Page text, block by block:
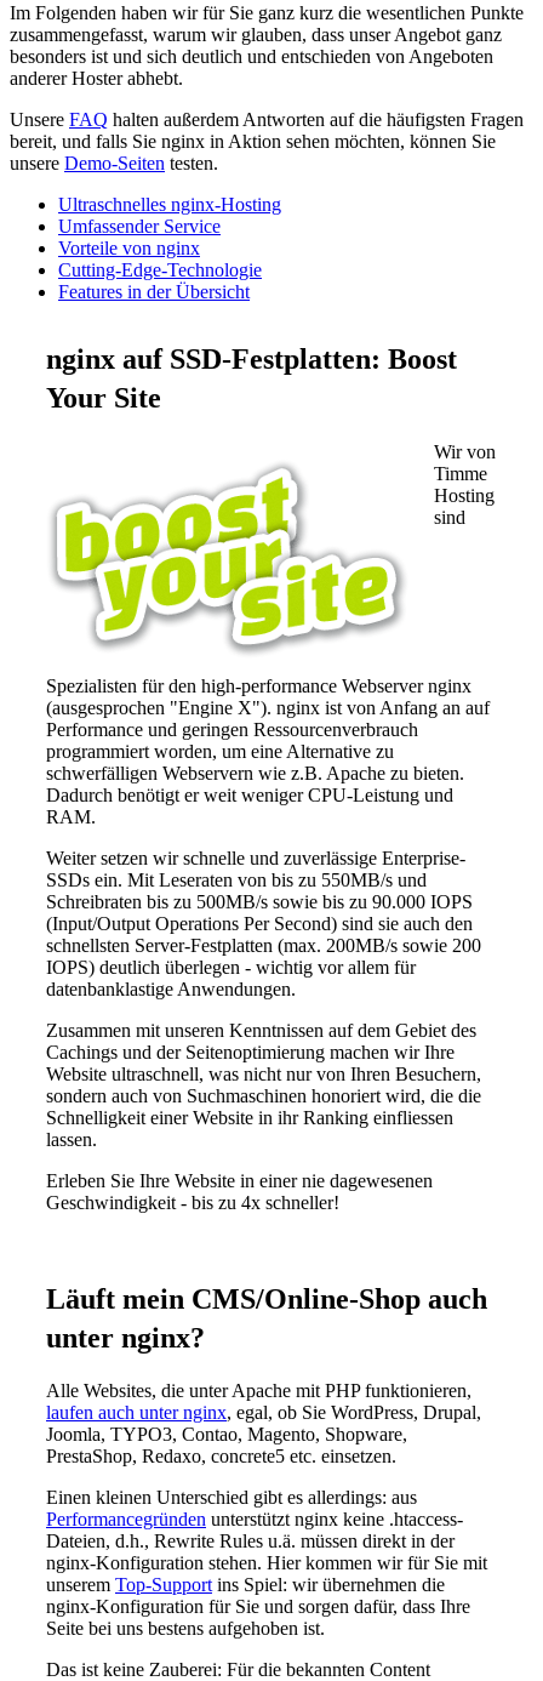
Im Folgenden haben wir für Sie ganz kurz die wesentlichen Punkte
zusammengefasst, warum wir glauben, dass unser Angebot ganz
besonders ist und sich deutlich und entschieden von Angeboten
anderer Hoster abhebt.
Unsere FAQ halten außerdem Antworten auf die häufigsten Fragen
bereit, und falls Sie nginx in Aktion sehen möchten, können Sie
unsere Demo-Seiten testen.
Ultraschnelles nginx-Hosting
Umfassender Service
Vorteile von nginx
Cutting-Edge-Technologie
Features in der Übersicht
nginx auf SSD-Festplatten: Boost
Your Site
Wir von
Timme
Hosting
sind
Spezialisten für den high-performance Webserver nginx
(ausgesprochen "Engine X"). nginx ist von Anfang an auf
Performance und geringen Ressourcenverbrauch
programmiert worden, um eine Alternative zu
schwerfälligen Webservern wie z.B. Apache zu bieten.
Dadurch benötigt er weit weniger CPU-Leistung und
RAM.
Weiter setzen wir schnelle und zuverlässige Enterprise-
SSDs ein. Mit Leseraten von bis zu 550MB/s und
Schreibraten bis zu 500MB/s sowie bis zu 90.000 IOPS
(Input/Output Operations Per Second) sind sie auch den
schnellsten Server-Festplatten (max. 200MB/s sowie 200
IOPS) deutlich überlegen - wichtig vor allem für
datenbanklastige Anwendungen.
Zusammen mit unseren Kenntnissen auf dem Gebiet des
Cachings und der Seitenoptimierung machen wir Ihre
Website ultraschnell, was nicht nur von Ihren Besuchern,
sondern auch von Suchmaschinen honoriert wird, die die
Schnelligkeit einer Website in ihr Ranking einfliessen
lassen.
Erleben Sie Ihre Website in einer nie dagewesenen
Geschwindigkeit - bis zu 4x schneller!
Läuft mein CMS/Online-Shop auch
unter nginx?
Alle Websites, die unter Apache mit PHP funktionieren,
laufen auch unter nginx, egal, ob Sie WordPress, Drupal,
Joomla, TYPO3, Contao, Magento, Shopware,
PrestaShop, Redaxo, concrete5 etc. einsetzen.
Einen kleinen Unterschied gibt es allerdings: aus
Performancegründen unterstützt nginx keine .htaccess-
Dateien, d.h., Rewrite Rules u.ä. müssen direkt in der
nginx-Konfiguration stehen. Hier kommen wir für Sie mit
unserem Top-Supportins Spiel: wir übernehmen die
nginx-Konfiguration für Sie und sorgen dafür, dass Ihre
Seite bei uns bestens aufgehoben ist.
Das ist keine Zauberei: Für die bekannten Content